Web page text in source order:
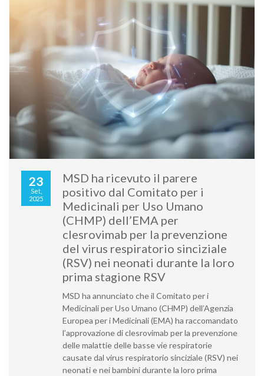
23
Set,
2025
MSD ha ricevuto il parere
positivo dal Comitato per i
Medicinali per Uso Umano
(CHMP) dell’EMA per
clesrovimab per la prevenzione
del virus respiratorio sinciziale
(RSV) nei neonati durante la loro
prima stagione RSV
MSD ha annunciato che il Comitato per i
Medicinali per Uso Umano (CHMP) dell’Agenzia
Europea per i Medicinali (EMA) ha raccomandato
l’approvazione di clesrovimab per la prevenzione
delle malattie delle basse vie respiratorie
causate dal virus respiratorio sinciziale (RSV) nei
neonati e nei bambini durante la loro prima